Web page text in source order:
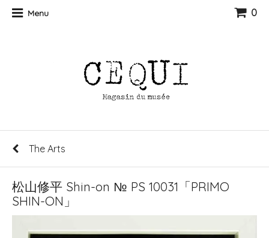
Menu 0
The Arts
松山修平 Shin-on № PS 10031「PRIMO
SHIN-ON」